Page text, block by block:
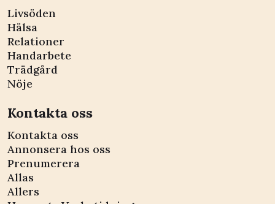
Livsöden
Hälsa
Relationer
Handarbete
Trädgård
Nöje
Kontakta oss
Kontakta oss
Annonsera hos oss
Prenumerera
Allas
Allers